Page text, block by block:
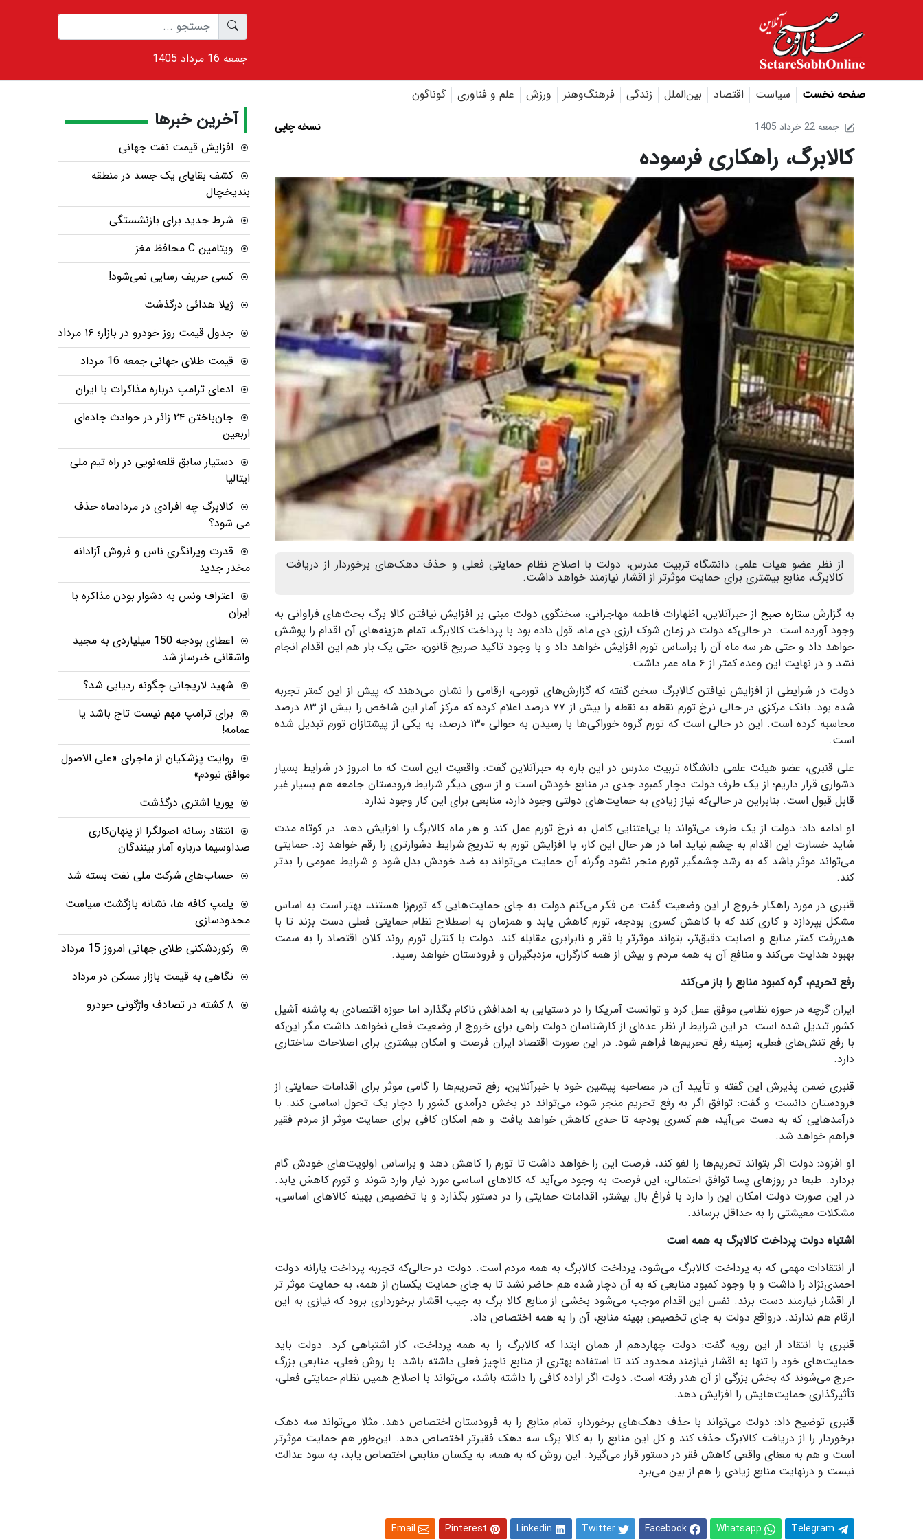
1405 جمعه 16 مرداد
صفحه نخست سیاست اقتصاد بین‌الملل زندگی فرهنگ‌و‌هنر ورزش علم و فناوری گوناگون
1405 جمعه 22 خرداد نسخه چاپی
کالابرگ، راهکاری فرسوده
از نظر عضو هیات علمی دانشگاه تربیت مدرس، دولت با اصلاح نظام حمایتی فعلی و حذف دهک‌های برخوردار از دریافت
کالابرگ، منابع بیشتری برای حمایت موثرتر از اقشار نیازمند خواهد داشت.
به گزارش ستاره صبح از خبرآنلاین، اظهارات فاطمه مهاجرانی، سخنگوی دولت مبنی بر افزایش نیافتن کالا برگ بحث‌های فراوانی به
وجود آورده است. در حالی‌که دولت در زمان شوک ارزی دی ماه، قول داده بود با پرداخت کالابرگ، تمام هزینه‌های آن اقدام را پوشش
خواهد داد و حتی هر سه ماه آن را براساس تورم افزایش خواهد داد و با وجود تاکید صریح قانون، حتی یک بار هم این اقدام انجام
نشد و در نهایت این وعده کمتر از ۶ ماه عمر داشت.
دولت در شرایطی از افزایش نیافتن کالابرگ سخن گفته که گزارش‌های تورمی، ارقامی را نشان می‌دهند که پیش از این کمتر تجربه
شده بود. بانک مرکزی در حالی نرخ تورم نقطه به نقطه را بیش از ۷۷ درصد اعلام کرده که مرکز آمار این شاخص را بیش از ۸۳ درصد
محاسبه کرده است. این در حالی است که تورم گروه خوراکی‌ها با رسیدن به حوالی ۱۳۰ درصد، به یکی از پیشتازان تورم تبدیل شده
است.
علی قنبری، عضو هیئت علمی دانشگاه تربیت مدرس در این باره به خبرآنلاین گفت: واقعیت این است که ما امروز در شرایط بسیار
دشواری قرار داریم؛ از یک طرف دولت دچار کمبود جدی در منابع خودش است و از سوی دیگر شرایط فرودستان جامعه هم بسیار غیر
قابل قبول است. بنابراین در حالی‌که نیاز زیادی به حمایت‌های دولتی وجود دارد، منابعی برای این کار وجود ندارد.
او ادامه داد: دولت از یک طرف می‌تواند با بی‌اعتنایی کامل به نرخ تورم عمل کند و هر ماه کالابرگ را افزایش دهد. در کوتاه مدت
شاید خسارت این اقدام به چشم نیاید اما در هر حال این کار، با افزایش تورم به تدریج شرایط دشوارتری را رقم خواهد زد. حمایتی
می‌تواند موثر باشد که به رشد چشمگیر تورم منجر نشود وگرنه آن حمایت می‌تواند به ضد خودش بدل شود و شرایط عمومی را بدتر
کند.
قنبری در مورد راهکار خروج از این وضعیت گفت: من فکر می‌کنم دولت به جای حمایت‌هایی که تورم‌زا هستند، بهتر است به اساس
مشکل بپردازد و کاری کند که با کاهش کسری بودجه، تورم کاهش یابد و همزمان به اصطلاح نظام حمایتی فعلی دست بزند تا با
هدررفت کمتر منابع و اصابت دقیق‌تر، بتواند موثرتر با فقر و نابرابری مقابله کند. دولت با کنترل تورم روند کلان اقتصاد را به سمت
بهبود هدایت می‌کند و منافع آن به همه مردم و بیش از همه کارگران، مزدبگیران و فرودستان خواهد رسید.
رفع تحریم، گره کمبود منابع را باز می‌کند
ایران گرچه در حوزه نظامی موفق عمل کرد و توانست آمریکا را در دستیابی به اهدافش ناکام بگذارد اما حوزه اقتصادی به پاشنه آشیل
کشور تبدیل شده است. در این شرایط از نظر عده‌ای از کارشناسان دولت راهی برای خروج از وضعیت فعلی نخواهد داشت مگر این‌که
با رفع تنش‌های فعلی، زمینه رفع تحریم‌ها فراهم شود. در این صورت اقتصاد ایران فرصت و امکان بیشتری برای اصلاحات ساختاری
دارد.
قنبری ضمن پذیرش این گفته و تأیید آن در مصاحبه پیشین خود با خبرآنلاین، رفع تحریم‌ها را گامی موثر برای اقدامات حمایتی از
فرودستان دانست و گفت: توافق اگر به رفع تحریم منجر شود، می‌تواند در بخش درآمدی کشور را دچار یک تحول اساسی کند. با
درآمدهایی که به دست می‌آید، هم کسری بودجه تا حدی کاهش خواهد یافت و هم امکان کافی برای حمایت موثر از مردم فقیر
فراهم خواهد شد.
او افزود: دولت اگر بتواند تحریم‌ها را لغو کند، فرصت این را خواهد داشت تا تورم را کاهش دهد و براساس اولویت‌های خودش گام
بردارد. طبعا در روزهای پسا توافق احتمالی، این فرصت به وجود می‌آید که کالاهای اساسی مورد نیاز وارد شوند و تورم کاهش یابد.
در این صورت دولت امکان این را دارد با فراغ بال بیشتر، اقدامات حمایتی را در دستور بگذارد و با تخصیص بهینه کالاهای اساسی،
مشکلات معیشتی را به حداقل برساند.
اشتباه دولت پرداخت کالابرگ به همه است
از انتقادات مهمی که به پرداخت کالابرگ می‌شود، پرداخت کالابرگ به همه مردم است. دولت در حالی‌که تجربه پرداخت یارانه دولت
احمدی‌نژاد را داشت و با وجود کمبود منابعی که به آن دچار شده هم حاضر نشد تا به جای حمایت یکسان از همه، به حمایت موثر تر
از اقشار نیازمند دست بزند. نفس این اقدام موجب می‌شود بخشی از منابع کالا برگ به جیب اقشار برخورداری برود که نیازی به این
ارقام هم ندارند. درواقع دولت به جای تخصیص بهینه منابع، آن را به همه اختصاص داد.
قنبری با انتقاد از این رویه گفت: دولت چهاردهم از همان ابتدا که کالابرگ را به همه پرداخت، کار اشتباهی کرد. دولت باید
حمایت‌های خود را تنها به اقشار نیازمند محدود کند تا استفاده بهتری از منابع ناچیز فعلی داشته باشد. با روش فعلی، منابعی بزرگ
خرج می‌شوند که بخش بزرگی از آن هدر رفته است. دولت اگر اراده کافی را داشته باشد، می‌تواند با اصلاح همین نظام حمایتی فعلی،
تأثیرگذاری حمایت‌هایش را افزایش دهد.
قنبری توضیح داد: دولت می‌تواند با حذف دهک‌های برخوردار، تمام منابع را به فرودستان اختصاص دهد. مثلا می‌تواند سه دهک
برخوردار را از دریافت کالابرگ حذف کند و کل این منابع را به کالا برگ سه دهک فقیرتر اختصاص دهد. این‌طور هم حمایت موثرتر
است و هم به معنای واقعی کاهش فقر در دستور قرار می‌گیرد. این روش که به همه، به یکسان منابعی اختصاص یابد، به سود عدالت
نیست و درنهایت منابع زیادی را هم از بین می‌برد.
Telegram
Whatsapp
Facebook
Twitter
Linkedin
Pinterest
Email
آخرین خبرها
افزایش قیمت نفت جهانی
کشف بقایای یک جسد در منطقه
بندیخچال
شرط جدید برای بازنشستگی
ویتامین C محافظ مغز
کسی حریف رسایی نمی‌شود!
ژیلا هدائی درگذشت
جدول قیمت روز خودرو در بازار؛ ۱۶ مرداد
قیمت طلای جهانی جمعه 16 مرداد
ادعای ترامپ درباره مذاکرات با ایران
جان‌باختن ۲۴ زائر در حوادث جاده‌ای
اربعین
دستیار سابق قلعه‌نویی در راه تیم ملی
ایتالیا
کالابرگ چه افرادی در مردادماه حذف
می شود؟
قدرت ویرانگری ناس و فروش آزادانه
مخدر جدید
اعتراف ونس به دشوار بودن مذاکره با
ایران
اعطای بودجه 150 میلیاردی به مجید
واشقانی خبرساز شد
شهید لاریجانی چگونه ردیابی شد؟
برای ترامپ مهم نیست تاج باشد یا
عمامه!
روایت پزشکیان از ماجرای «علی الاصول
موافق نبودم»
پوریا اشتری درگذشت
انتقاد رسانه اصولگرا از پنهان‌کاری
صداوسیما درباره آمار بینندگان
حساب‌های شرکت ملی نفت بسته شد
پلمپ کافه ها، نشانه بازگشت سیاست
محدودسازی
رکوردشکنی طلای جهانی امروز 15 مرداد
نگاهی به قیمت بازار مسکن در مرداد
۸ کشته در تصادف واژگونی خودرو